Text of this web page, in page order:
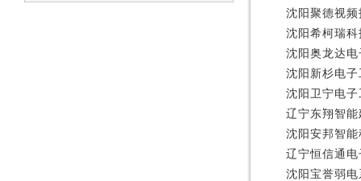
沈阳聚德视
沈阳希柯瑞
沈阳奥龙达
沈阳新杉电
沈阳卫宁电
辽宁东翔智
沈阳安邦智
辽宁恒信通
沈阳宝誉弱